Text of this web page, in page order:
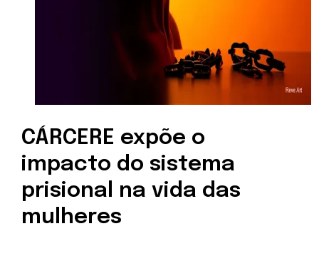
CÁRCERE expõe o
impacto do sistema
prisional na vida das
mulheres